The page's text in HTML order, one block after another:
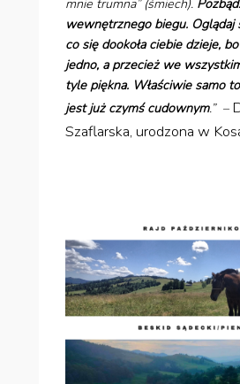
mnie trumna” (śmiech).
wewnętrznego biegu. Oglądaj
co się dookoła ciebie dzieje,
jedno, a przecież we
tyle piękna. Właściwie samo
jest już czymś cudownym.” –
Szaflarska, urodzona w